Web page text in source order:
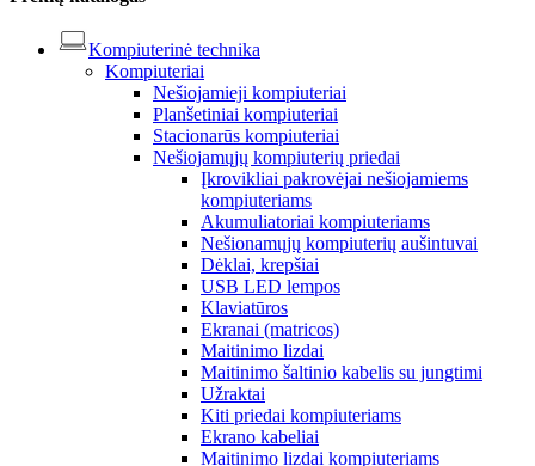
Kompiuterinė technika
Kompiuteriai
Nešiojamieji kompiuteriai
Planšetiniai kompiuteriai
Stacionarūs kompiuteriai
Nešiojamųjų kompiuterių priedai
Įkrovikliai pakrovėjai nešiojamiems
kompiuteriams
Akumuliatoriai kompiuteriams
Nešionamųjų kompiuterių aušintuvai
Dėklai, krepšiai
USB LED lempos
Klaviatūros
Ekranai (matricos)
Maitinimo lizdai
Maitinimo šaltinio kabelis su jungtimi
Užraktai
Kiti priedai kompiuteriams
Ekrano kabeliai
Maitinimo lizdai kompiuteriams